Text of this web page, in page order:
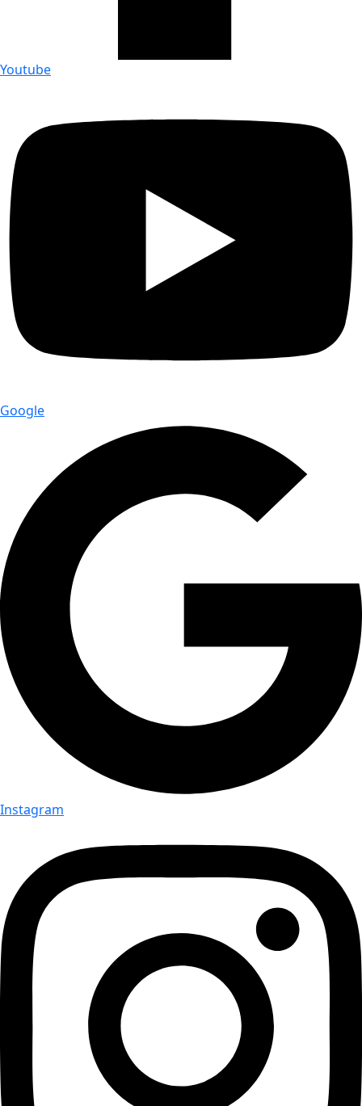
Youtube
Google
Instagram